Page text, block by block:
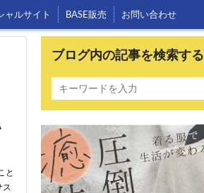
ャルサイト BASE販売 お問い合わせ
と
ス
ブログ内の記事を検索する